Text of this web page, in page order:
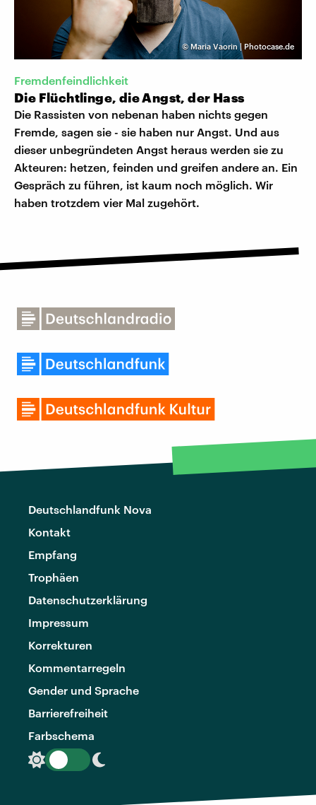
© Maria Vaorin | Photocase.de
Fremdenfeindlichkeit
Die Flüchtlinge, die Angst, der Hass
Die Rassisten von nebenan haben nichts gegen
Fremde, sagen sie - sie haben nur Angst. Und aus
dieser unbegründeten Angst heraus werden sie zu
Akteuren: hetzen, feinden und greifen andere an. Ein
Gespräch zu führen, ist kaum noch möglich. Wir
haben trotzdem vier Mal zugehört.
Deutschlandfunk Nova
Kontakt
Empfang
Trophäen
Datenschutzerklärung
Impressum
Korrekturen
Kommentarregeln
Gender und Sprache
Barrierefreiheit
Farbschema